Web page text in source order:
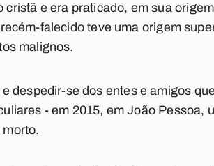
e era praticado, em sua
falecido teve uma origem
malignos.
despedir-se dos entes e amigos
- em 2015, em João Pessoa,